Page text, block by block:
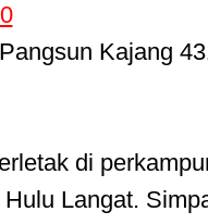
Kajang
di
Langat.